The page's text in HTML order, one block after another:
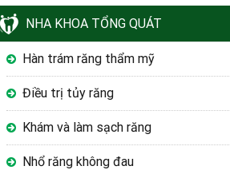
NHA KHOA TỔNG QUÁT
Hàn trám răng thẩm mỹ
Điều trị tủy răng
Khám và làm sạch răng
Nhổ răng không đau